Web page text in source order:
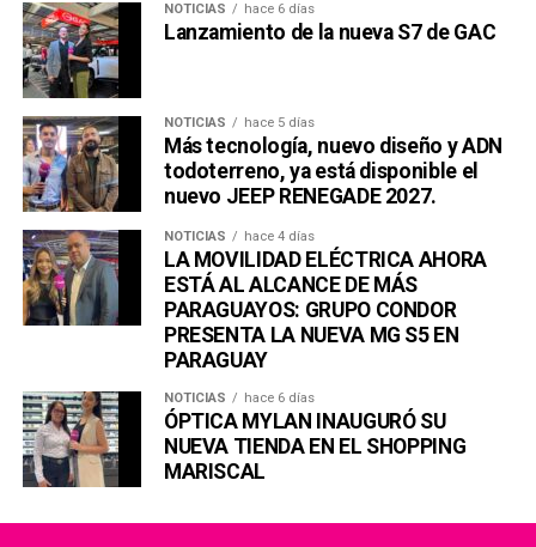
NOTICIAS hace 6 días
Lanzamiento de la nueva S7 de GAC
NOTICIAS hace 5 días
Más tecnología, nuevo diseño y ADN
todoterreno, ya está disponible el
nuevo JEEP RENEGADE 2027.
NOTICIAS hace 4 días
LA MOVILIDAD ELÉCTRICA AHORA
ESTÁ AL ALCANCE DE MÁS
PARAGUAYOS: GRUPO CONDOR
PRESENTA LA NUEVA MG S5 EN
PARAGUAY
NOTICIAS hace 6 días
ÓPTICA MYLAN INAUGURÓ SU
NUEVA TIENDA EN EL SHOPPING
MARISCAL